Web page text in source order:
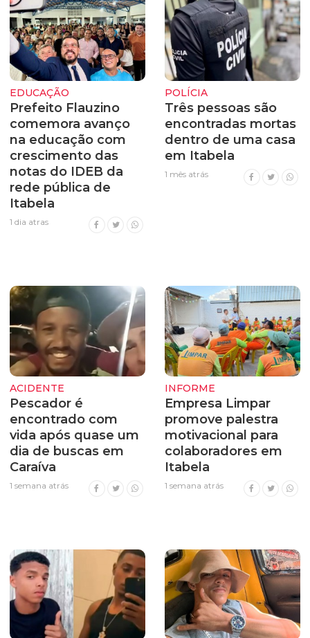
EDUCAÇÃO
Prefeito Flauzino
comemora avanço
na educação com
crescimento das
notas do IDEB da
rede pública de
Itabela
1 dia atras
POLÍCIA
Três pessoas são
encontradas mortas
dentro de uma casa
em Itabela
1 mês atrás
ACIDENTE
Pescador é
encontrado com
vida após quase um
dia de buscas em
Caraíva
1 semana atrás
INFORME
Empresa Limpar
promove palestra
motivacional para
colaboradores em
Itabela
1 semana atrás